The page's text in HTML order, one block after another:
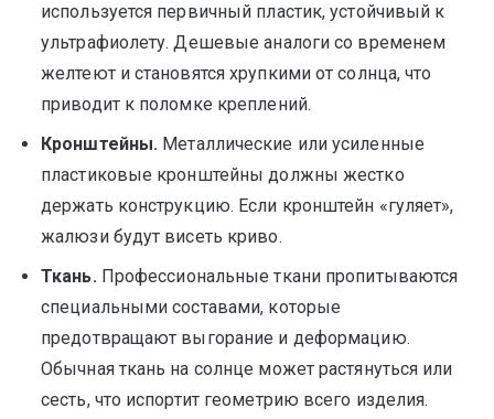
используется первичный пластик, устойчивый к
ультрафиолету. Дешевые аналоги со временем
желтеют и становятся хрупкими от солнца, что
приводит к поломке креплений.
Кронштейны. Металлические или усиленные
пластиковые кронштейны должны жестко
держать конструкцию. Если кронштейн «гуляет»,
жалюзи будут висеть криво.
Ткань.Профессиональные ткани пропитываются
специальными составами, которые
предотвращают выгорание и деформацию.
Обычная ткань на солнце может растянуться или
сесть, что испортит геометрию всего изделия.